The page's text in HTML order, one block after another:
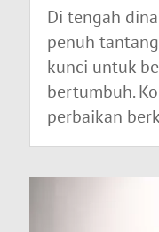
Di tengah
penuh
kunci untuk
bertumbuh.
perbaikan